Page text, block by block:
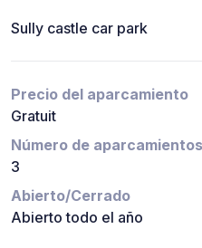
Sully castle car park
Precio del aparcamiento
Gratuit
Número de aparcamientos
3
Abierto/Cerrado
Abierto todo el año